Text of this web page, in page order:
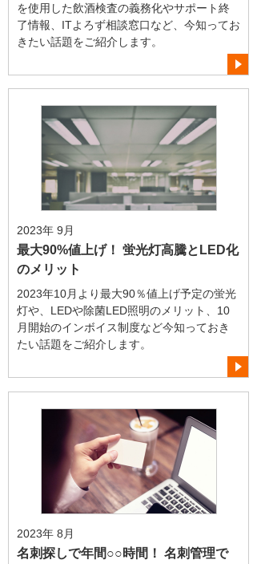
を使用した飲酒検査の義務化やサポート終
了情報、ITよろず相談窓口など、今知ってお
きたい話題をご紹介します。
2023年 9月
最大90%値上げ！ 蛍光灯高騰とLED化
のメリット
2023年10月より最大90％値上げ予定の蛍光
灯や、LEDや除菌LED照明のメリット、10
月開始のインボイス制度など今知っておき
たい話題をご紹介します。
2023年 8月
名刺探しで年間○○時間！ 名刺管理で